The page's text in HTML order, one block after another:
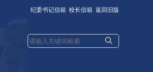
纪委书记信箱 校长信箱 返回旧版